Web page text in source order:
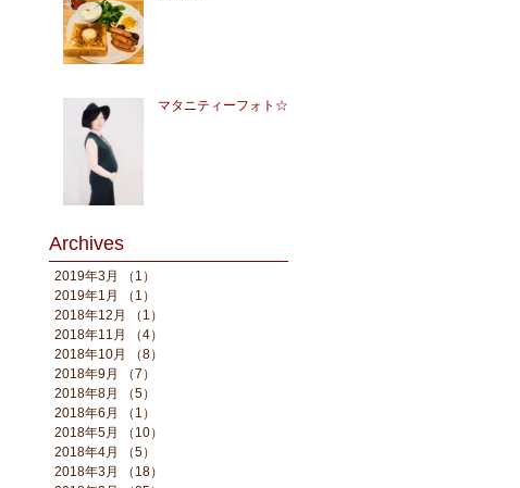
マタニティーフォト☆
Archives
2019年3月 （1）
2019年1月
（1）
2018年12月
（1）
2018年11月
（4）
2018年10月
（8）
2018年9月
（7）
2018年8月
（5）
2018年6月
（1）
2018年5月
（10）
2018年4月
（5）
2018年3月
（18）